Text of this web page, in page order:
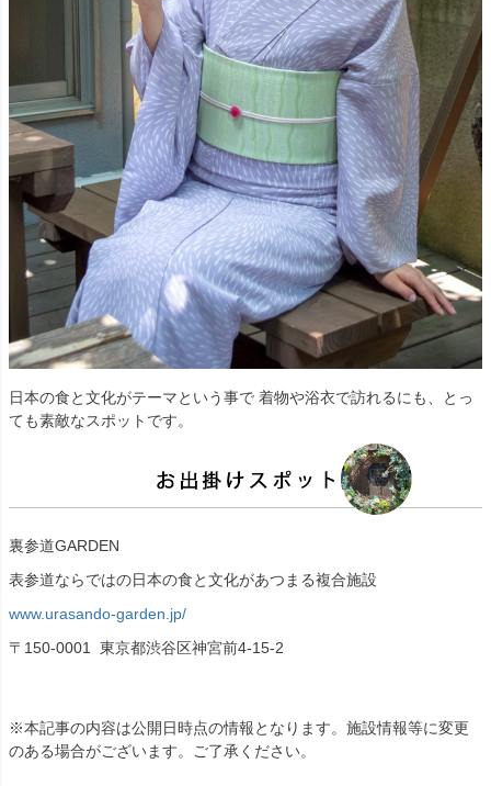
日本の食と文化がテーマという事で 着物や浴衣で訪れるにも、とっ
ても素敵なスポットです。
裏参道GARDEN
表参道ならではの日本の食と文化があつまる複合施設
www.urasando-garden.jp/
〒150-0001 東京都渋谷区神宮前4-15-2
※本記事の内容は公開日時点の情報となります。施設情報等に変更
のある場合がございます。ご了承ください。